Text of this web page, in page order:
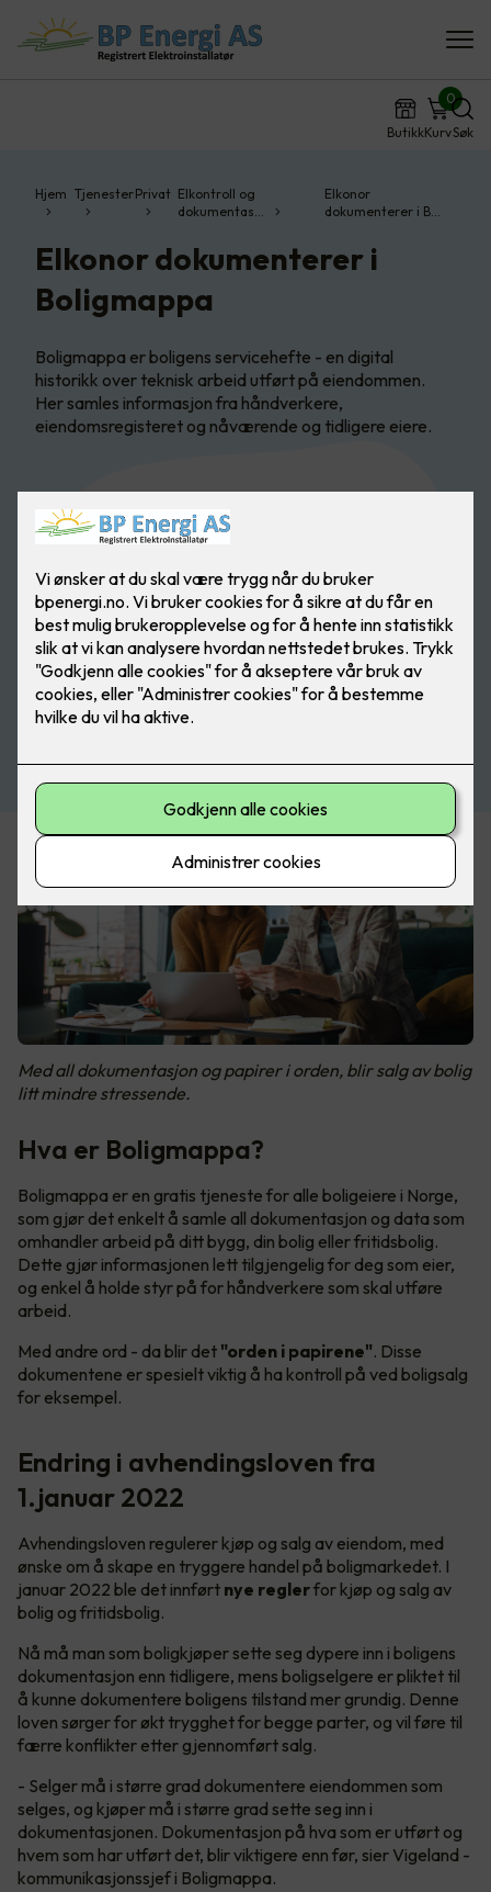
ButikkKurv
0
Søk
Hjem TjenesterPrivat Elkontroll og
dokumentas…
Elkonor
dokumenterer i B…
Elkonor dokumenterer i
Boligmappa
Boligmappa er boligens servicehefte - en digital
historikk over teknisk arbeid utført på eiendommen.
Her samles informasjon fra håndverkere,
eiendomsregisteret og nåværende og tidligere eiere.
Med all dokumentasjon og papirer i orden, blir salg av bolig
litt mindre stressende.
Hva er Boligmappa?
Boligmappa er en gratis tjeneste for alle boligeiere i Norge,
som gjør det enkelt å samle all dokumentasjon og data som
omhandler arbeid på ditt bygg, din bolig eller fritidsbolig.
Dette gjør informasjonen lett tilgjengelig for deg som eier,
og enkel å holde styr på for håndverkere som skal utføre
arbeid.
Med andre ord - da blir det "orden i papirene". Disse
dokumentene er spesielt viktig å ha kontroll på ved boligsalg
for eksempel.
Endring i avhendingsloven fra
1.januar 2022
Avhendingsloven regulerer kjøp og salg av eiendom, med
ønske om å skape en tryggere handel på boligmarkedet. I
januar 2022 ble det innført nye reglerfor kjøp og salg av
bolig og fritidsbolig.
Nå må man som boligkjøper sette seg dypere inn i boligens
dokumentasjon enn tidligere, mens boligselgere er pliktet til
å kunne dokumentere boligens tilstand mer grundig. Denne
loven sørger for økt trygghet for begge parter, og vil føre til
færre konflikter etter gjennomført salg.
- Selger må i større grad dokumentere eiendommen som
selges, og kjøper må i større grad sette seg inn i
dokumentasjonen. Dokumentasjon på hva som er utført og
hvem som har utført det, blir viktigere enn før, sier Vigeland -
kommunikasjonssjef i Boligmappa.